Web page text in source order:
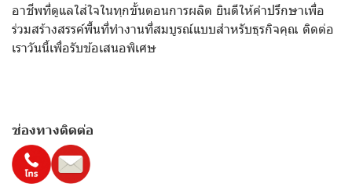
อาชีพที่ดูแลใส่ใจในทุกขั้นตอนการผลิต ยินดีให้คำปรึกษาเพื่อ
ร่วมสร้างสรรค์พื้นที่ทำงานที่สมบูรณ์แบบสำหรับธุรกิจคุณ ติดต่อ
เราวันนี้เพื่อรับข้อเสนอพิเศษ
ช่องทางติดต่อ